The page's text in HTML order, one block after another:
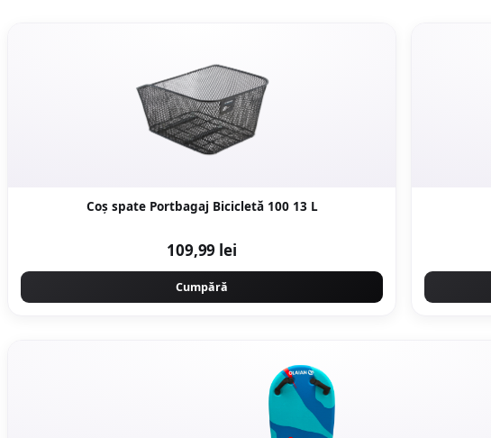
Coș spate Portbagaj Bicicletă 100 13 L
109,99 lei
Cumpără